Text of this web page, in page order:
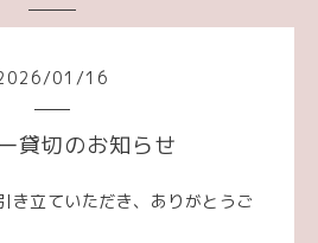
/01 /16
貸切のお知らせ
き立ていただき、ありがとうご